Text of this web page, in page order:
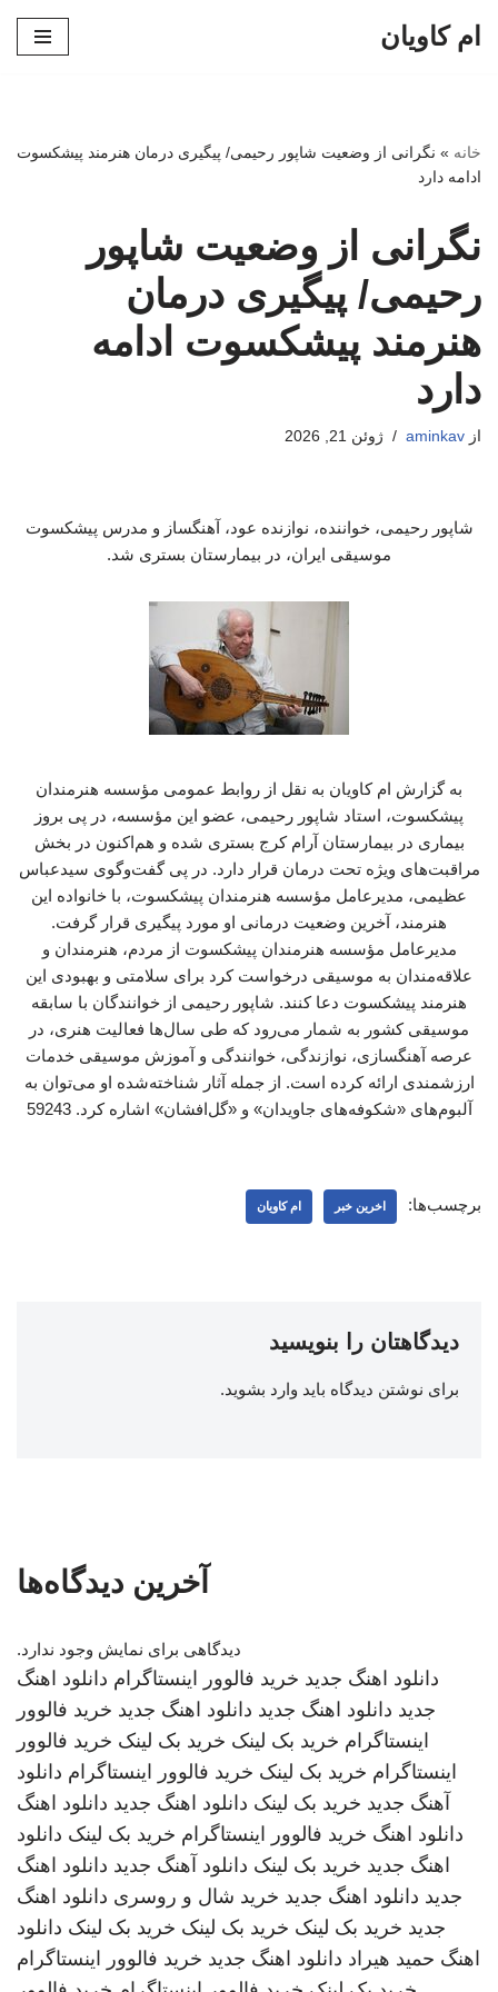
ام کاویان
خانه » نگرانی از وضعیت شاپور رحیمی/ پیگیری درمان هنرمند پیشکسوت
ادامه دارد
نگرانی از وضعیت شاپور
رحیمی/ پیگیری درمان
هنرمند پیشکسوت ادامه
دارد
از aminkav ژوئن 21, 2026
شاپور رحیمی، خواننده، نوازنده عود، آهنگساز و مدرس پیشکسوت
موسیقی ایران، در بیمارستان بستری شد.
به گزارش ام کاویان به نقل از روابط عمومی مؤسسه هنرمندان
پیشکسوت، استاد شاپور رحیمی، عضو این مؤسسه، در پی بروز
بیماری در بیمارستان آرام کرج بستری شده و هم‌اکنون در بخش
مراقبت‌های ویژه تحت درمان قرار دارد. در پی گفت‌وگوی سیدعباس
عظیمی، مدیرعامل مؤسسه هنرمندان پیشکسوت، با خانواده این
هنرمند، آخرین وضعیت درمانی او مورد پیگیری قرار گرفت.
مدیرعامل مؤسسه هنرمندان پیشکسوت از مردم، هنرمندان و
علاقه‌مندان به موسیقی درخواست کرد برای سلامتی و بهبودی این
هنرمند پیشکسوت دعا کنند. شاپور رحیمی از خوانندگان با سابقه
موسیقی کشور به شمار می‌رود که طی سال‌ها فعالیت هنری، در
عرصه آهنگسازی، نوازندگی، خوانندگی و آموزش موسیقی خدمات
ارزشمندی ارائه کرده است. از جمله آثار شناخته‌شده او می‌توان به
آلبوم‌های «شکوفه‌های جاویدان» و «گل‌افشان» اشاره کرد. 59243
برچسب‌ها: اخرین خبر ام کاویان
دیدگاهتان را بنویسید
برای نوشتن دیدگاه باید وارد بشوید.
آخرین دیدگاه‌ها
دیدگاهی برای نمایش وجود ندارد.
دانلود اهنگ جدید خرید فالوور اینستاگرام دانلود اهنگ
جدید دانلود اهنگ جدید دانلود اهنگ جدید خرید فالوور
اینستاگرام خرید بک لینک خرید بک لینک خرید فالوور
اینستاگرام خرید بک لینک خرید فالوور اینستاگرام دانلود
آهنگ جدید خرید بک لینک دانلود اهنگ جدید دانلود اهنگ
دانلود اهنگ خرید فالوور اینستاگرام خرید بک لینک دانلود
اهنگ جدید خرید بک لینک دانلود آهنگ جدید دانلود اهنگ
جدید دانلود اهنگ جدید خرید شال و روسری دانلود اهنگ
جدید خرید بک لینک خرید بک لینک خرید بک لینک دانلود
اهنگ حمید هیراد دانلود اهنگ جدید خرید فالوور اینستاگرام